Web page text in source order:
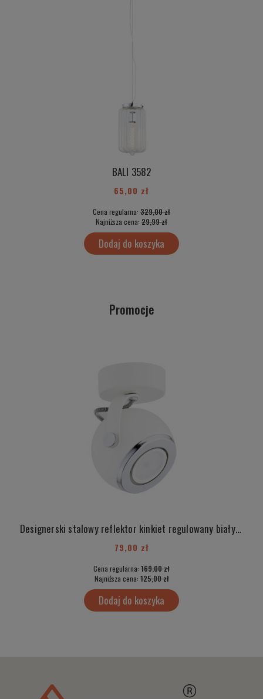
BALI 3582
65,00 zł
Cena regularna: 329,00 zł
Najniższa cena: 29,99 zł
Dodaj do koszyka
Promocje
Designerski stalowy reflektor kinkiet regulowany biały KOS 3519
79,00 zł
Cena regularna: 169,00 zł
Najniższa cena:125,00 zł
Dodaj do koszyka